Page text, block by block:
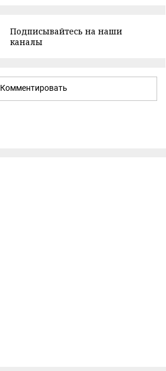
Подписывайтесь на наши
каналы
Комментировать